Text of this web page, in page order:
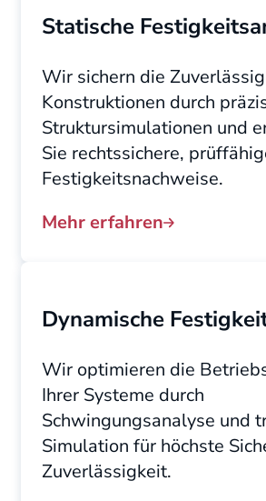
Statische
Wir sichern die
Konstruktionen durch
Struktursimulationen und
Sie rechtssichere,
Festigkeitsnachweise.
Mehr erfahren
Dynamische
Wir optimieren die
Ihrer Systeme durch
Schwingungsanalyse und
Simulation für höchste
Zuverlässigkeit.